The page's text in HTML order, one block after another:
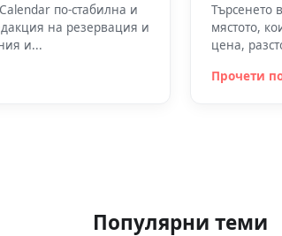
по-стабилна и
на резервация и
и...
Търсенето
мястото,
цена,
Прочети
Популярни теми